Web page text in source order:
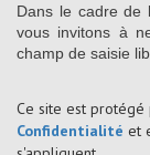
Dans le cadre de
vous invitons à
champ de saisie
Ce site est protégé
Confidentialité et